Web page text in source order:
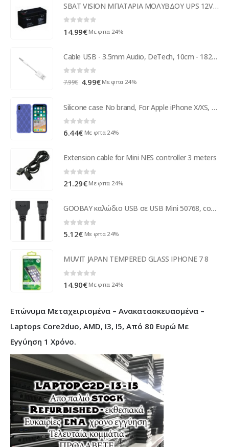
SBAT VISION ΜΠΑΤΑΡΙΑ ΜΟΛΥΒΔΟΥ UPS 12V 1.2Ah VSCP1.2-12
14.99€ Με φπα 24%
Cable USB - 3.5mm Audio, DeTech, 10сm - 18238
0 out of 5
7.99€ Original
7.99€.
4.99€Η
είναι:
Με φπα 24%
Silicone case No brand, For Apple iPhone X/XS, Grid, Purple - 51629
0out of 5
6.44€ Με φπα 24%
Extension cable for Mini NES controller 3 meters
0 out of 5
21.29€ Με φπα 24%
GOOBAY καλώδιο USB σε USB Mini 50768, copper, 480Mbps, 5V, 3m, μαύρο
0 out of 5
5.12€ Με φπα 24%
MUVIT JAPAN TEMPERED GLASS IPHONE 7 8
14.90€ Με φπα 24%
Επώνυμα Μεταχειρισμένα – Ανακατασκευασμένα –
Laptops Core2duo, AMD, I3, I5, Από 80 Ευρώ Με
Εγγύηση 1 Χρόνο.